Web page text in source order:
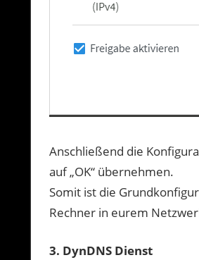
Anschließend die
auf „OK“ übernehmen.
Somit ist die
Rechner in eurem
3. DynDNS Dienst